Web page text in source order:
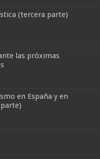
(tercera parte)
las próximas
en España y en